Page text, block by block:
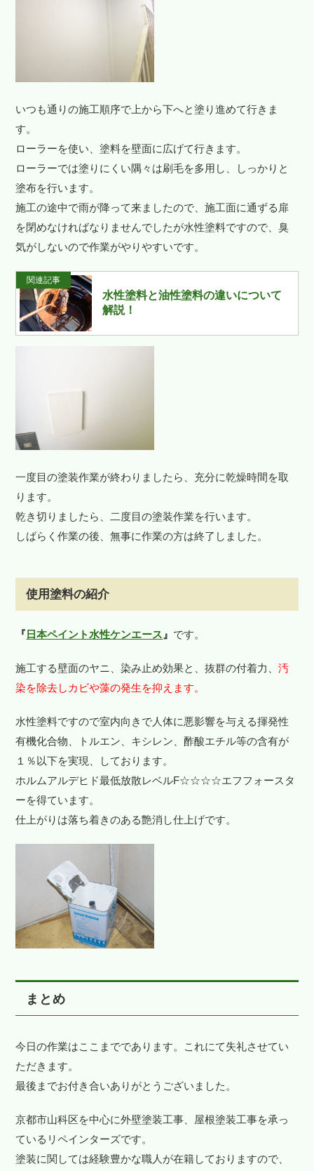
いつも通りの施工順序で上から下へと塗り進めて行きま
す。
ローラーを使い、塗料を壁面に広げて行きます。
ローラーでは塗りにくい隅々は刷毛を多用し、しっかりと
塗布を行います。
施工の途中で雨が降って来ましたので、施工面に通ずる扉
を閉めなければなりませんでしたが水性塗料ですので、臭
気がしないので作業がやりやすいです。
関連記事
水性塗料と油性塗料の違いについて
解説！
一度目の塗装作業が終わりましたら、充分に乾燥時間を取
ります。
乾き切りましたら、二度目の塗装作業を行います。
しばらく作業の後、無事に作業の方は終了しました。
使用塗料の紹介
『 日本ペイント水性ケンエース』 です。
施工する壁面のヤニ、染み止め効果と、抜群の付着力、汚
染を除去しカビや藻の発生を抑えます。
水性塗料ですので室内向きで人体に悪影響を与える揮発性
有機化合物、トルエン、キシレン、酢酸エチル等の含有が
１％以下を実現、しております。
ホルムアルデヒド最低放散レベルF☆☆☆☆エフフォースタ
ーを得ています。
仕上がりは落ち着きのある艶消し仕上げです。
まとめ
今日の作業はここまでであります。これにて失礼させてい
ただきます。
最後までお付き合いありがとうございました。
京都市山科区を中心に外壁塗装工事、屋根塗装工事を承っ
ているリペインターズです。
塗装に関しては経験豊かな職人が在籍しておりますので、